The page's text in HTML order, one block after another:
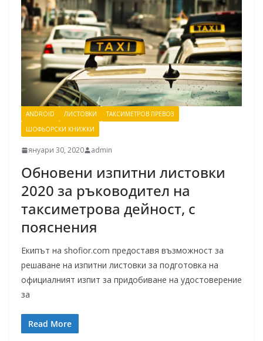
ANDROID ЛИСТОВКИ
ТАКСИМЕТРОВ ПРЕВОЗ
ШОФЬОРСКИ КНИЖКИ
януари 30, 2020 admin
Обновени изпитни листовки
2020 за ръководител на
таксиметрова дейност, с
пояснения
Екипът на shofior.com предоставя възможност за
решаване на изпитни листовки за подготовка на
официалният изпит за придобиване на удостоверение
за
Read More